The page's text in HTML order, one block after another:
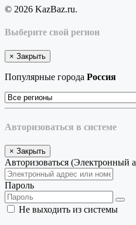
© 2026 KazBaz.ru.
Выберите свой регион
× Закрыть
Популярные города Россия
Авторизоваться в системе
× Закрыть
Авторизоваться (Электронный
Пароль
Не выходить из системы